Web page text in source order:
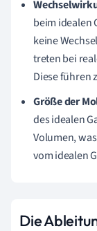
beim idealen
keine
treten bei
Diese führen
Größe der
des idealen
Volumen,
vom idealen
Die